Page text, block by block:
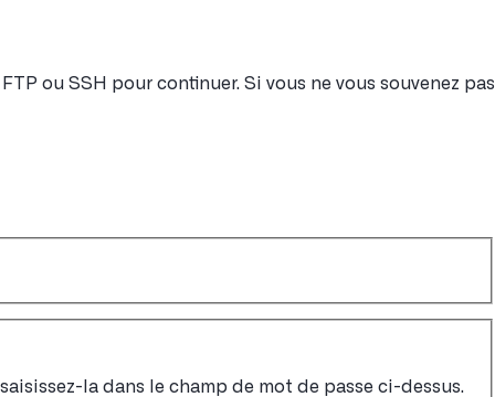
ou SSH pour continuer. Si vous ne vous souvenez pas
la dans le champ de mot de passe ci-dessus.